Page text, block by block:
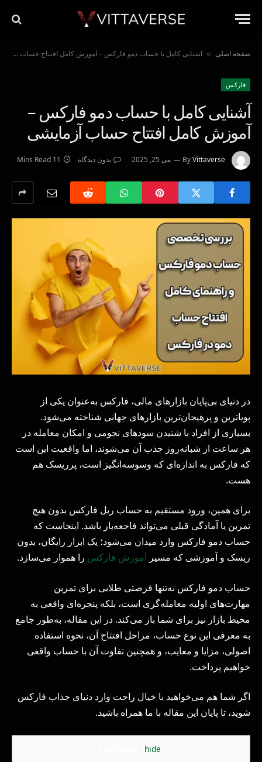
صفحه اصلی » آشنایی کامل با حساب دمو فارکس – آموزش کامل افتتاح حساب آزمایشی
فاركس
آشنایی کامل با حساب دمو فارکس –
آموزش کامل افتتاح حساب آزمایشی
ByVittaverse می 25, 2025 بدون دیدگاه 11 Mins Read
در دنیای بی‌پایان بازارهای مالی، فارکس به‌عنوان یکی از
پویاترین و پرهیجان‌ترین بازارهای جهانی شناخته می‌شود.
بسیاری از افراد با شنیدن سودهای نجومی و امکان معامله در
هر ساعت از شبانه‌روز جذب آن می‌شوند، اما واقعیت این است
که فارکس به اندازه‌ای که وسوسه‌انگیز است، پرریسک هم
هست.
برای همین، ورود مستقیم به حساب ریل فارکس بدون هیچ
تمرین یا آمادگی قبلی می‌تواند فاجعه‌بار باشد. اینجاست که
حساب دمو فارکس وارد میدان می‌شود؛ یک ابزار رایگان، بدون
ریسک و آموزشی که مسیر آموزش فارکس را هموار می‌سازد.
حساب دمو فارکس نه‌تنها فرصتی طلایی برای تمرین
مهارت‌های اولیه معامله‌گری است، بلکه پنجره‌ای واقعی به
محیط بازار نیز برای شما باز می‌کند. در این مقاله، به‌طور جامع
به معرفی این نوع حساب، مراحل افتتاح آن، نحوه استفاده
اصولی، مزایا و معایب، و همچنین تفاوت آن با حساب واقعی
خواهیم پرداخت.
اگر شما هم می‌خواهید با خیال راحت وارد دنیای جذاب فارکس
شوید، تا پایان این مقاله با ما همراه باشید.
hide